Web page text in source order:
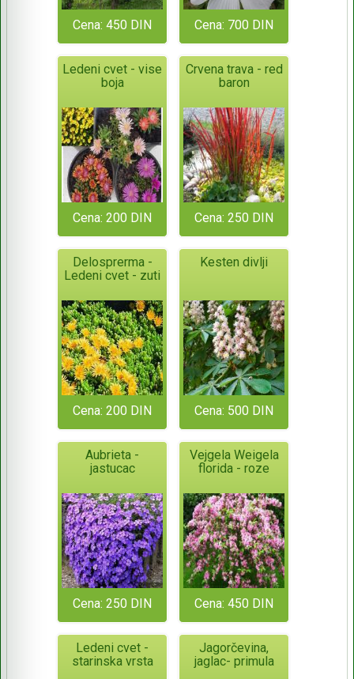
Cena: 450 DIN Cena: 700 DIN
Ledeni cvet - vise
boja
Cena: 200 DIN
Crvena trava - red
baron
Cena: 250 DIN
Delosprerma -
Ledeni cvet - zuti
Cena: 200 DIN
Kesten divlji
Cena: 500 DIN
Aubrieta -
jastucac
Cena: 250 DIN
Vejgela Weigela
florida - roze
Cena: 450 DIN
Ledeni cvet -
starinska vrsta
Jagorčevina,
jaglac- primula